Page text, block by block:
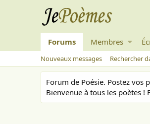
Forums Membres
Nouveaux messages Rechercher
Forum de Poésie. Postez vos
Bienvenue à tous les poètes